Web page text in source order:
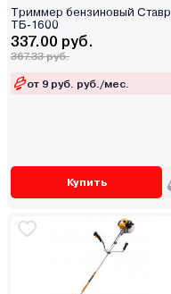
Триммер бензиновый Ставр
ТБ-1600
337.00 руб.
367.33 руб.
от 9 руб. руб./мес.
Купить